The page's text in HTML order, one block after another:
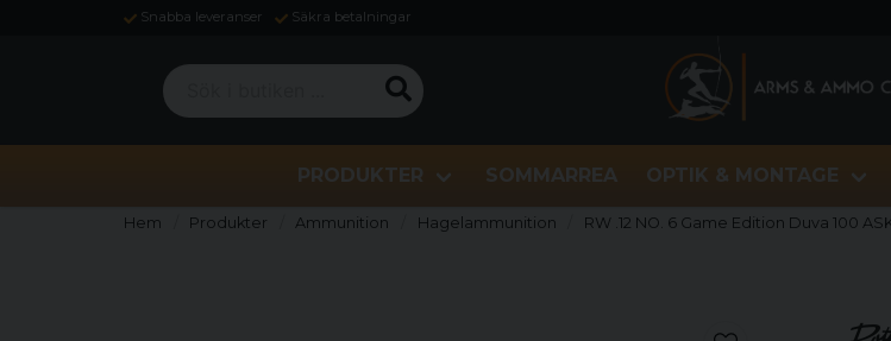
Snabba leveranser Säkra betalningar
Sök i butiken ...
PRODUKTER SOMMARREA OPTIK & MONTAGE
Hem Produkter Ammunition Hagelammunition RW .12 NO. 6 Game Edition Duva 100